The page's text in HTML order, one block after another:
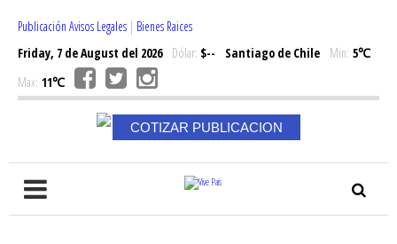
Publicación Avisos Legales | Bienes Raices
Friday, 7 de August del 2026Dólar: $-- Santiago de Chile Min: 5℃
Max: 11℃
COTIZAR PUBLICACION